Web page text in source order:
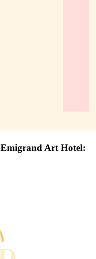
Emigrand Art Hotel: